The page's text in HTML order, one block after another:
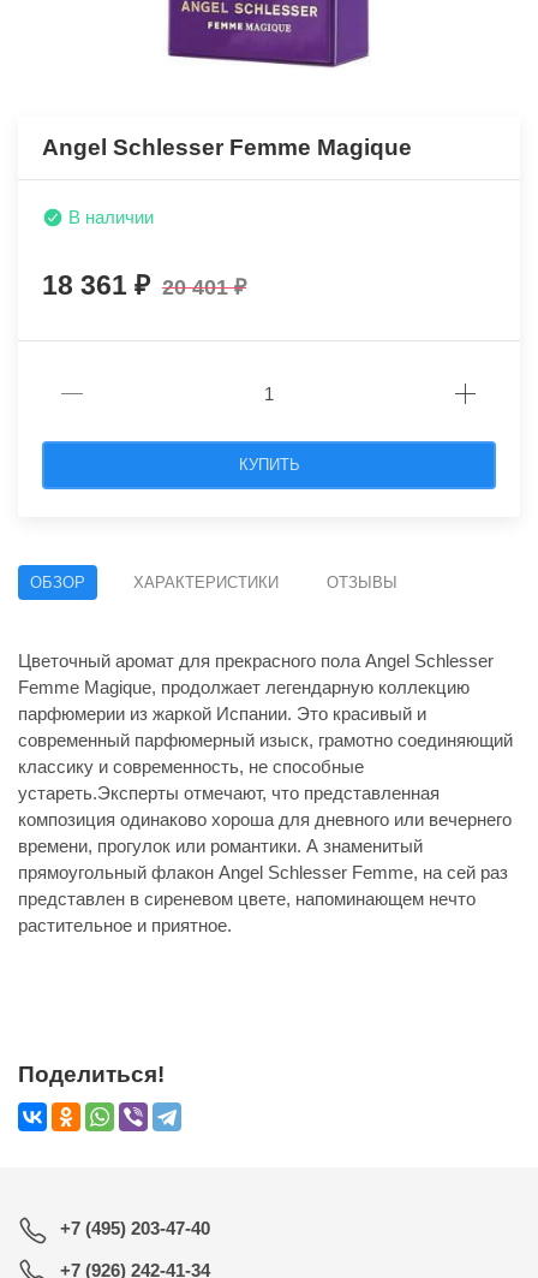
Angel Schlesser Femme Magique
В наличии
18 361 20 401
КУПИТЬ
ОБЗОР ХАРАКТЕРИСТИКИ ОТЗЫВЫ
Цветочный аромат для прекрасного пола Angel Schlesser
Femme Magique, продолжает легендарную коллекцию
парфюмерии из жаркой Испании. Это красивый и
современный парфюмерный изыск, грамотно соединяющий
классику и современность, не способные
устареть.Эксперты отмечают, что представленная
композиция одинаково хороша для дневного или вечернего
времени, прогулок или романтики. А знаменитый
прямоугольный флакон Angel Schlesser Femme, на сей раз
представлен в сиреневом цвете, напоминающем нечто
растительное и приятное.
Поделиться!
+7 (495) 203-47-40
+7 (926) 242-41-34